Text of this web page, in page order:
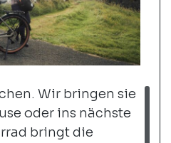
Wir bringen sie
oder ins nächste
bringt die